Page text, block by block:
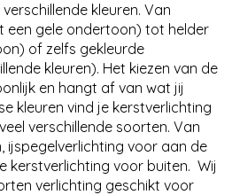
kleuren. Van
een gele ondertoon) tot helder
of zelfs gekleurde
kleuren). Het kiezen van de
en hangt af van wat jij
kleuren vind je kerstverlichting
verschillende soorten. Van
ijspegelverlichting voor aan de
kerstverlichting voor buiten. Wij
verlichting geschikt voor